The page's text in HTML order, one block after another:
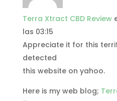
Terra Xtract CBD Review
las 03:15
Appreciate it for this
detected
this website on yahoo.
Here is my web blog;